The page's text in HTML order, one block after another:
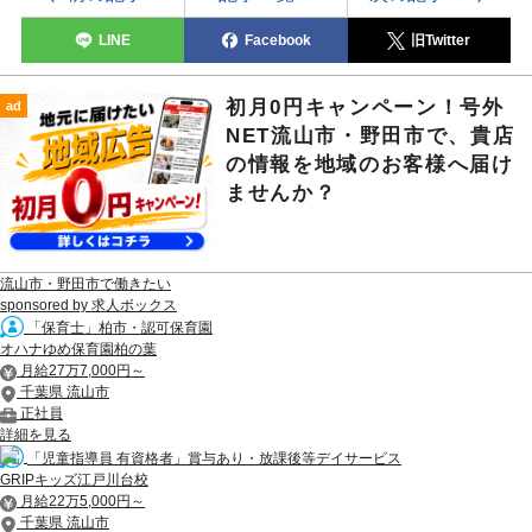
LINE Facebook 旧Twitter
ad
初月0円キャンペーン！号外
NET流山市・野田市で、貴店
の情報を地域のお客様へ届け
ませんか？
流山市・野田市で働きたい
sponsored by 求人ボックス
「保育士」柏市・認可保育園
オハナゆめ保育園柏の葉
月給27万7,000円～
千葉県 流山市
正社員
詳細を見る
「児童指導員 有資格者」賞与あり・放課後等デイサービス
GRIPキッズ江戸川台校
月給22万5,000円～
千葉県 流山市